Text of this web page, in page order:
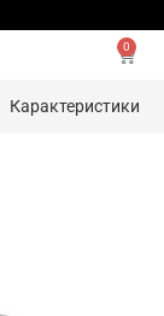
0
Карактеристики